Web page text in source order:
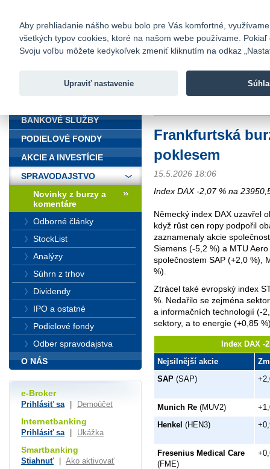
Fio banka
Fio banka
Frankfurtská
poklesem
15.5.2026 18:06
Index DAX -2,07 % na
Německý index DAX uzavřel
když růst cen ropy podpořil
zaznamenaly akcie
Siemens (-5,2 %) a MTU
společnostem SAP (+2,0 %),
%).
Ztrácel také evropský index
%. Nedařilo se zejména
a informačních technologií (-
sektory, a to energie (+0,85
Index DAX -
Nejsilnější akcie
SAP (SAP)
Munich Re (MUV2)
Henkel (HEN3)
Fresenius Medical Care
(FME)
BANKOVÉ SLUŽBY
PODIELOVÉ FONDY
AKCIE A INVESTÍCIE
SPRAVODAJSTVO
Novinky z burzy a
komentáre
Odborné články
StockList
Analýzy
Súhrn z trhov
Dividendy
IPO a ostatné
Podielové fondy
Odber spravodajstva
O NÁS
e-Broker
Prihlásiť sa Demoúčet
Internetbanking
Prihlásiť sa Ukážka
Smartbanking
Stiahnuť Ako aktivovať
Aby prehliadanie nášho webu bolo pre Vás komfortné,
všetkých typov cookies, ktoré na našom webe používame.
Svoju voľbu môžete kedykoľvek zmeniť kliknutím na odkaz
Upraviť nastavenie